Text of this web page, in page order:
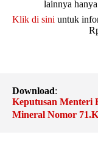
lainnya
Klik di sini untuk
Download:
Keputusan Menteri
Mineral Nomor